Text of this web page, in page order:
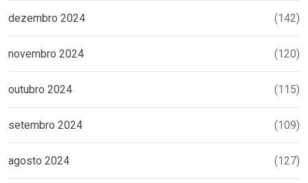
dezembro 2024 (142)
novembro 2024 (120)
outubro 2024 (115)
setembro 2024 (109)
agosto 2024 (127)